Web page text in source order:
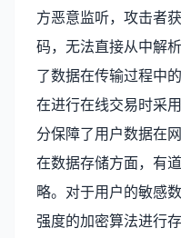
方恶意监听，攻击者
码，无法直接从中解
了数据在传输过程中
在进行在线交易时采
分保障了用户数据在
在数据存储方面，有
略。对于用户的敏感
强度的加密算法进行